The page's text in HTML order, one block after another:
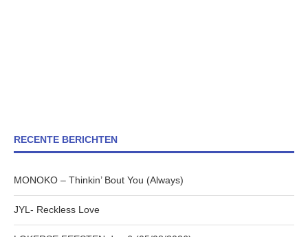
RECENTE BERICHTEN
MONOKO – Thinkin’ Bout You (Always)
JYL- Reckless Love